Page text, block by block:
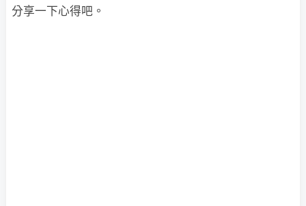
分享一下心得吧。